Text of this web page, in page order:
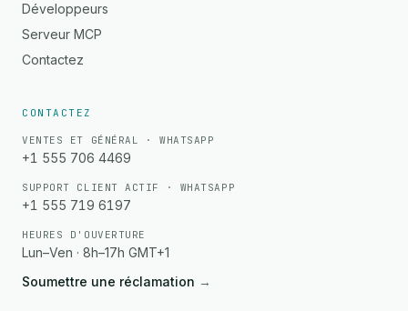
Développeurs
Serveur MCP
Contactez
CONTACTEZ
VENTES ET GÉNÉRAL · WHATSAPP
+1 555 706 4469
SUPPORT CLIENT ACTIF · WHATSAPP
+1 555 719 6197
HEURES D'OUVERTURE
Lun–Ven · 8h–17h GMT+1
Soumettre une réclamation →